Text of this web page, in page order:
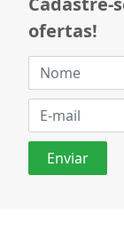
ofertas!